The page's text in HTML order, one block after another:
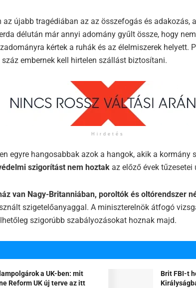
az újabb tragédiában az az összefogás és adakozás,
délután már annyi adomány gyűlt össze, hogy
kértek a ruhák és az élelmiszerek helyett.
embernek kell hirtelen szállást biztosítani.
Hirdetés
egyre hangosabbak azok a hangok, akik a kormány
szigorítást nem hoztak az előző évek tűzesetei
van Nagy-Britanniában, poroltók és oltórendszer
szigetelőanyaggal. A miniszterelnök átfogó
szigorúbb szabályozásokat hoznak majd.
a UK-ben: mit
Reform UK új terve az itt
Brit FBI-t